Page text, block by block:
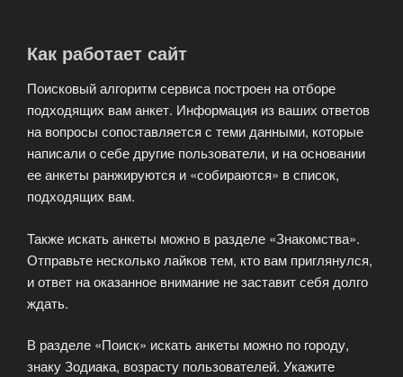
Как работает сайт
Поисковый алгоритм сервиса построен на отборе
подходящих вам анкет. Информация из ваших ответов
на вопросы сопоставляется с теми данными, которые
написали о себе другие пользователи, и на основании
ее анкеты ранжируются и «собираются» в список,
подходящих вам.
Также искать анкеты можно в разделе «Знакомства».
Отправьте несколько лайков тем, кто вам приглянулся,
и ответ на оказанное внимание не заставит себя долго
ждать.
В разделе «Поиск» искать анкеты можно по городу,
знаку Зодиака, возрасту пользователей. Укажите